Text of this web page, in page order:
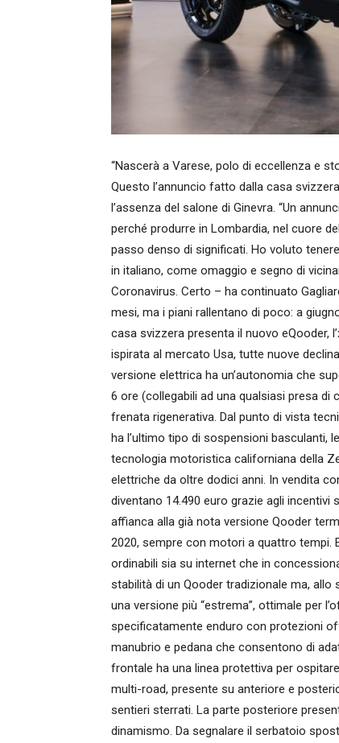
“Nascerà a Varese, polo di eccellenza e
Questo l’annuncio fatto dalla casa
l’assenza del salone di Ginevra. “Un
perché produrre in Lombardia, nel cuore
passo denso di significati. Ho voluto
in italiano, come omaggio e segno di
Coronavirus. Certo – ha continuato
mesi, ma i piani rallentano di poco: a
casa svizzera presenta il nuovo eQooder,
ispirata al mercato Usa, tutte nuove
versione elettrica ha un’autonomia che
6 ore (collegabili ad una qualsiasi presa
frenata rigenerativa. Dal punto di vista
ha l’ultimo tipo di sospensioni basculanti,
tecnologia motoristica californiana della
elettriche da oltre dodici anni. In vendita
diventano 14.490 euro grazie agli
affianca alla già nota versione Qooder
2020, sempre con motori a quattro tempi.
ordinabili sia su internet che in
stabilità di un Qooder tradizionale ma,
una versione più “estrema”, ottimale per
specificatamente enduro con protezioni
manubrio e pedana che consentono di
frontale ha una linea protettiva per
multi-road, presente su anteriore e
sentieri sterrati. La parte posteriore
dinamismo. Da segnalare il serbatoio